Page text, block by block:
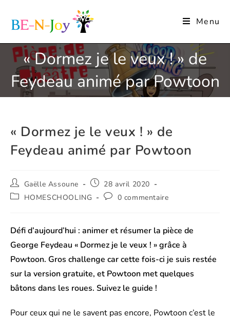
Menu
« Dormez je le veux ! » de
Feydeau animé par Powtoon
« Dormez je le veux ! » de
Feydeau animé par Powtoon
Gaëlle Assoune
28 avril 2020
HOMESCHOOLING
0 commentaire
Défi d’aujourd’hui : animer et résumer la pièce de
George Feydeau « Dormez je le veux ! » grâce à
Powtoon. Gros challenge car cette fois-ci je suis restée
sur la version gratuite, et Powtoon met quelques
bâtons dans les roues. Suivez le guide !
Pour ceux qui ne le savent pas encore, Powtoon c’est le